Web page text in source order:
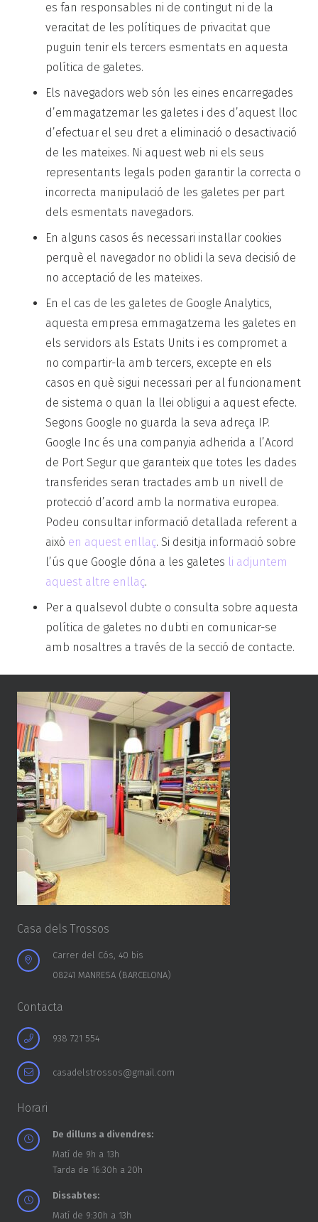
es fan responsables ni de contingut ni de la
veracitat de les polítiques de privacitat que
puguin tenir els tercers esmentats en aquesta
política de galetes.
Els navegadors web són les eines encarregades
d’emmagatzemar les galetes i des d’aquest lloc
d’efectuar el seu dret a eliminació o desactivació
de les mateixes. Ni aquest web ni els seus
representants legals poden garantir la correcta o
incorrecta manipulació de les galetes per part
dels esmentats navegadors.
En alguns casos és necessari instal·lar cookies
perquè el navegador no oblidi la seva decisió de
no acceptació de les mateixes.
En el cas de les galetes de Google Analytics,
aquesta empresa emmagatzema les galetes en
els servidors als Estats Units i es compromet a
no compartir-la amb tercers, excepte en els
casos en què sigui necessari per al funcionament
de sistema o quan la llei obligui a aquest efecte.
Segons Google no guarda la seva adreça IP.
Google Inc és una companyia adherida a l’Acord
de Port Segur que garanteix que totes les dades
transferides seran tractades amb un nivell de
protecció d’acord amb la normativa europea.
Podeu consultar informació detallada referent a
això en aquest enllaç. Si desitja informació sobre
l’ús que Google dóna a les galetes li adjuntem
aquest altre enllaç.
Per a qualsevol dubte o consulta sobre aquesta
política de galetes no dubti en comunicar-se
amb nosaltres a través de la secció de contacte.
Casa dels Trossos
Carrer del Cós, 40 bis
08241 MANRESA (BARCELONA)
Contacta
938 721 554
casadelstrossos@gmail.com
Horari
De dilluns a divendres:
Matí de 9h a 13h
Tarda de 16:30h a 20h
Dissabtes:
Matí de 9:30h a 13h